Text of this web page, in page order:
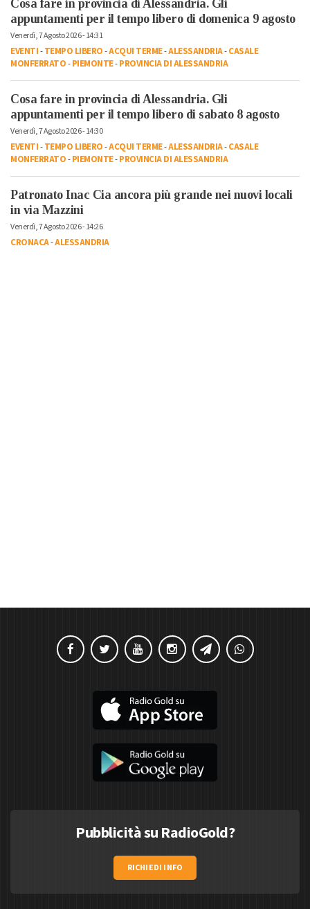
Cosa fare in provincia di Alessandria. Gli
appuntamenti per il tempo libero di domenica 9 agosto
Venerdì, 7 Agosto 2026 - 14:31
EVENTI-TEMPO LIBERO-ACQUI TERME-ALESSANDRIA-CASALE
MONFERRATO-PIEMONTE-PROVINCIA DI ALESSANDRIA
Cosa fare in provincia di Alessandria. Gli
appuntamenti per il tempo libero di sabato 8 agosto
Venerdì, 7 Agosto 2026 - 14:30
EVENTI-TEMPO LIBERO-ACQUI TERME-ALESSANDRIA-CASALE
MONFERRATO-PIEMONTE-PROVINCIA DI ALESSANDRIA
Patronato Inac Cia ancora più grande nei nuovi locali
in via Mazzini
Venerdì, 7 Agosto 2026 - 14:26
CRONACA-ALESSANDRIA
Pubblicità su RadioGold?
RICHIEDI INFO